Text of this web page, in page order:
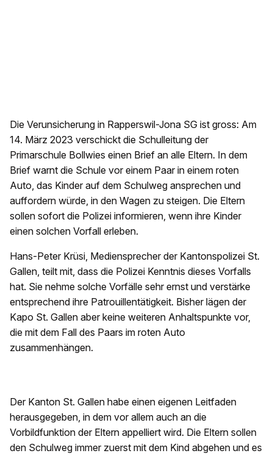
Die Verunsicherung in Rapperswil-Jona SG ist gross: Am
14. März 2023 verschickt die Schulleitung der
Primarschule Bollwies einen Brief an alle Eltern. In dem
Brief warnt die Schule vor einem Paar in einem roten
Auto, das Kinder auf dem Schulweg ansprechen und
auffordern würde, in den Wagen zu steigen. Die Eltern
sollen sofort die Polizei informieren, wenn ihre Kinder
einen solchen Vorfall erleben.
Hans-Peter Krüsi, Mediensprecher der Kantonspolizei St.
Gallen, teilt mit, dass die Polizei Kenntnis dieses Vorfalls
hat. Sie nehme solche Vorfälle sehr ernst und verstärke
entsprechend ihre Patrouillentätigkeit. Bisher lägen der
Kapo St. Gallen aber keine weiteren Anhaltspunkte vor,
die mit dem Fall des Paars im roten Auto
zusammenhängen.
Der Kanton St. Gallen habe einen eigenen Leitfaden
herausgegeben, in dem vor allem auch an die
Vorbildfunktion der Eltern appelliert wird. Die Eltern sollen
den Schulweg immer zuerst mit dem Kind abgehen und es